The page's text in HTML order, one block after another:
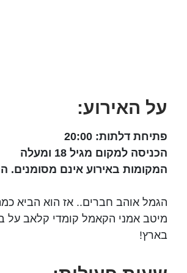
על האירוע:
פתיחת דלתות: 20:00
הכניסה למקום מגיל 18 ומעלה
המקומות באירוע אינם
הגמל אוהב חברים.. אז הוא הביא
מיטב אמני הקאמל קומדי קלאב על
בארץ!